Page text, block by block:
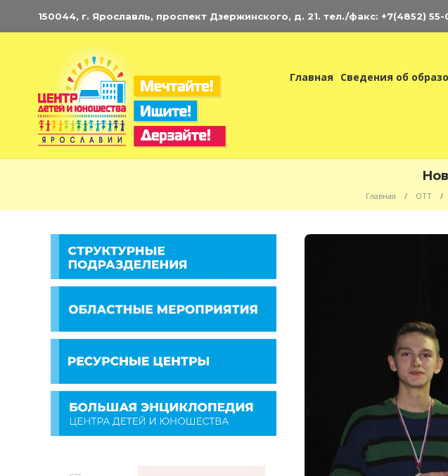
150044, г. Ярославль, проспект Дзержинского, д. 21. тел./факс: +7(4852)
Главная Сведения об
Главная ОТТ